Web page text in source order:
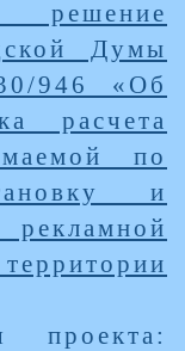
Думы
946 «Об
расчета
по
и
проекта: